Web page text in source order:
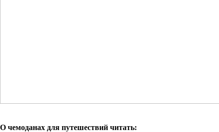
О чемоданах для путешествий читать: